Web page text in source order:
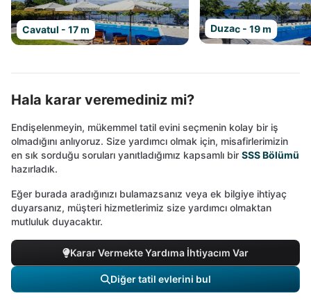
Cavatul - 17 m Duzac - 19 m
Hala karar veremediniz mi?
Endişelenmeyin, mükemmel tatil evini seçmenin kolay bir iş
olmadığını anlıyoruz. Size yardımcı olmak için, misafirlerimizin
en sık sorduğu soruları yanıtladığımız kapsamlı bir SSS Bölümü
hazırladık.
Eğer burada aradığınızı bulamazsanız veya ek bilgiye ihtiyaç
duyarsanız, müşteri hizmetlerimiz size yardımcı olmaktan
mutluluk duyacaktır.
Karar Vermekte Yardıma İhtiyacım Var
Diğer tatil evlerini bul